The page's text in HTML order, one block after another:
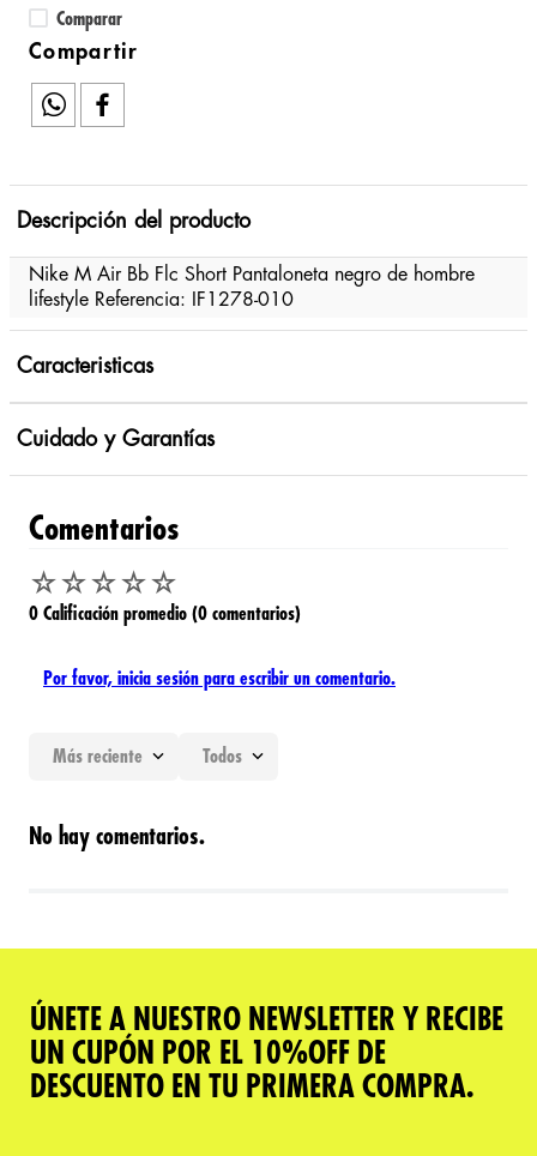
Comparar
Descripción del producto
Nike M Air Bb Flc Short Pantaloneta negro de hombre
lifestyle Referencia: IF1278-010
Caracteristicas
Cuidado y Garantías
Comentarios
☆☆☆☆☆
0 Calificación promedio (0 comentarios)
Por favor, inicia sesión para escribir un comentario.
Más reciente Todos
No hay comentarios.
ÚNETE A NUESTRO NEWSLETTER Y RECIBE
UN CUPÓN POR EL 10%OFF DE
DESCUENTO EN TU PRIMERA COMPRA.